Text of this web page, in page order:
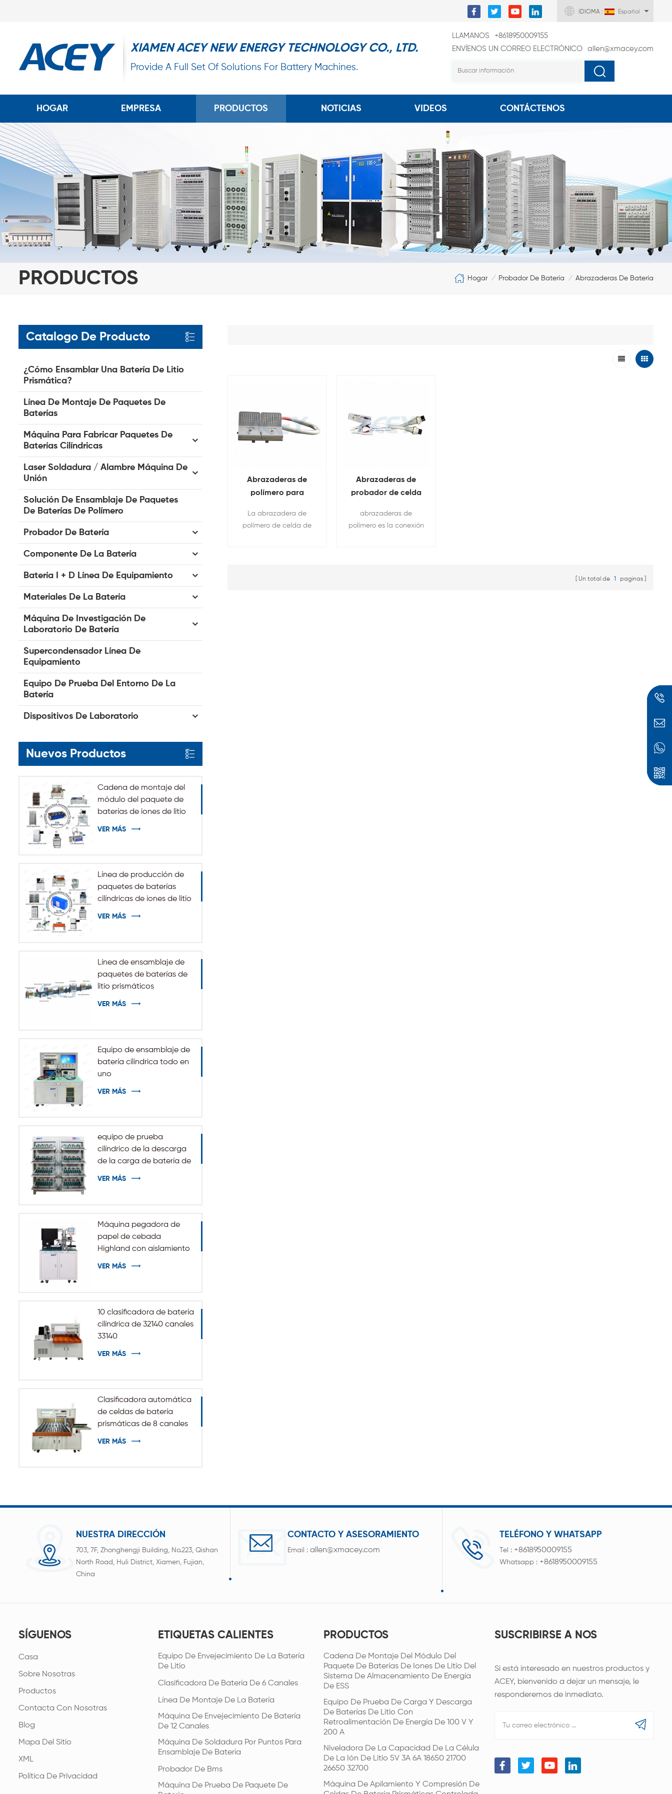
IDIOMA : Español
XIAMEN ACEY NEW ENERGY TECHNOLOGY CO., LTD.
Provide A Full Set Of Solutions For Battery Machines.
LLAMANOS
+8618950009155
ENVÍENOS UN CORREO ELECTRÓNICO
allen@xmacey.com
HOGAR EMPRESA PRODUCTOS NOTICIAS VIDEOS CONTÁCTENOS
PRODUCTOS Hogar / Probador De Batería / Abrazaderas De Batería
Catalogo De Producto
¿Cómo Ensamblar Una Batería De Litio
Prismática?
Línea De Montaje De Paquetes De
Baterías
Máquina Para Fabricar Paquetes De
Baterías Cilíndricas
Laser Soldadura / Alambre Máquina De
Unión
Solución De Ensamblaje De Paquetes
De Baterías De Polímero
Probador De Batería
Componente De La Batería
Batería I + D Línea De Equipamiento
Materiales De La Batería
Máquina De Investigación De
Laboratorio De Batería
Supercondensador Línea De
Equipamiento
Equipo De Prueba Del Entorno De La
Batería
Dispositivos De Laboratorio
Nuevos Productos
Cadena de montaje del
módulo del paquete de
baterías de iones de litio
del sistema de
VER MÁS
Línea de producción de
paquetes de baterías
cilíndricas de iones de litio
32140 33140
VER MÁS
Línea de ensamblaje de
paquetes de baterías de
litio prismáticos
automáticos
VER MÁS
Equipo de ensamblaje de
batería cilíndrica todo en
uno
VER MÁS
equipo de prueba
cilíndrico de la descarga
de la carga de batería de
5V 10A 20A 18650-32140
VER MÁS
Máquina pegadora de
papel de cebada
Highland con aislamiento
automático para batería
VER MÁS
10 clasificadora de batería
cilíndrica de 32140 canales
33140
VER MÁS
Clasificadora automática
de celdas de batería
prismáticas de 8 canales
VER MÁS
Abrazaderas de
polímero para
La abrazadera de
polímero de celda de
Abrazaderas de
probador de celda
abrazaderas de
polímero es la conexión
Un total de 1 paginas
NUESTRA DIRECCIÓN
703, 7F, Zhonghengji Building, No.223, Qishan
North Road, Huli District, Xiamen, Fujian,
China
CONTACTO Y ASESORAMIENTO
Email :allen@xmacey.com
TELÉFONO Y WHATSAPP
Tel : +8618950009155
Whatsapp : +8618950009155
SÍGUENOS
Casa
Sobre Nosotras
Productos
Contacta Con Nosotras
Blog
Mapa Del Sitio
XML
Política De Privacidad
ETIQUETAS CALIENTES
Equipo De Envejecimiento De La Batería
De Litio
Clasificadora De Batería De 6 Canales
Línea De Montaje De La Batería
Máquina De Envejecimiento De Batería
De 12 Canales
Máquina De Soldadura Por Puntos Para
Ensamblaje De Batería
Probador De Bms
Máquina De Prueba De Paquete De
PRODUCTOS
Cadena De Montaje Del Módulo Del
Paquete De Baterías De Iones De Litio Del
Sistema De Almacenamiento De Energía
De ESS
Equipo De Prueba De Carga Y Descarga
De Baterías De Litio Con
Retroalimentación De Energía De 100 V Y
200 A
Niveladora De La Capacidad De La Célula
De La Ión De Litio 5V 3A 6A 18650 21700
26650 32700
Máquina De Apilamiento Y Compresión De
SUSCRIBIRSE A NOS
Si está interesado en nuestros productos y
ACEY, bienvenido a dejar un mensaje, le
responderemos de inmediato.